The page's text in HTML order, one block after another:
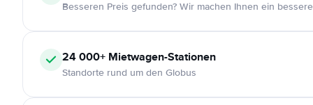
Besseren Preis gefunden? Wir machen Ihnen ein
24 000+ Mietwagen-Stationen
Standorte rund um den Globus